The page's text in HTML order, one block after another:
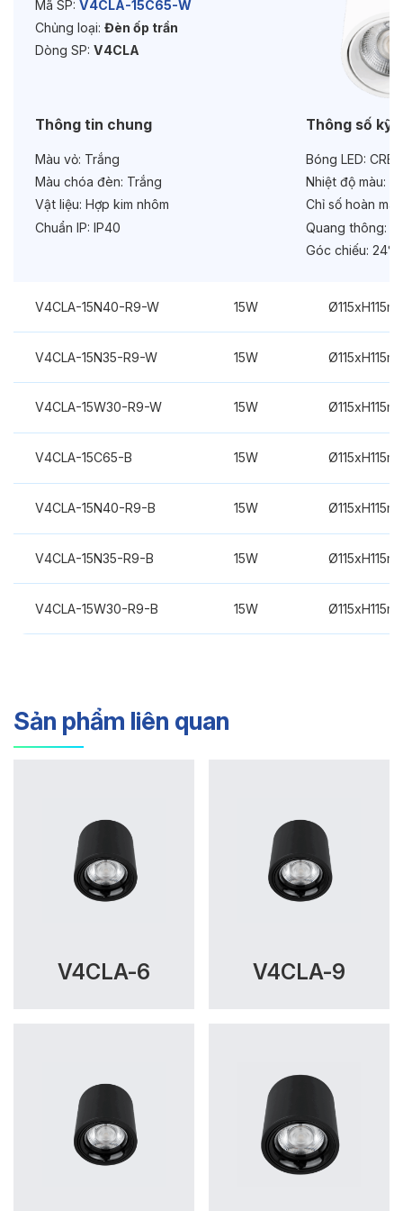
Tuổi thọ: >30000h
Mã SP: V4CLA-15C65-W
Chủng loại: Đèn ốp trần
Dòng SP: V4CLA
Thông tin chung
Màu vỏ: Trắng
Màu chóa đèn: Trắng
Vật liệu: Hợp kim nhôm
Chuẩn IP: IP40
Thông số kỹ
Bóng LED:
Nhiệt độ màu:
Chỉ số hoàn
Quang thông:
Góc chiếu: 24°
V4CLA-15N40-R9-W 15W
V4CLA-15N35-R9-W 15W
V4CLA-15W30-R9-W 15W
V4CLA-15C65-B 15W
V4CLA-15N40-R9-B 15W
V4CLA-15N35-R9-B 15W
V4CLA-15W30-R9-B 15W
Sản phẩm liên quan
V4CLA-6 V4CLA-9